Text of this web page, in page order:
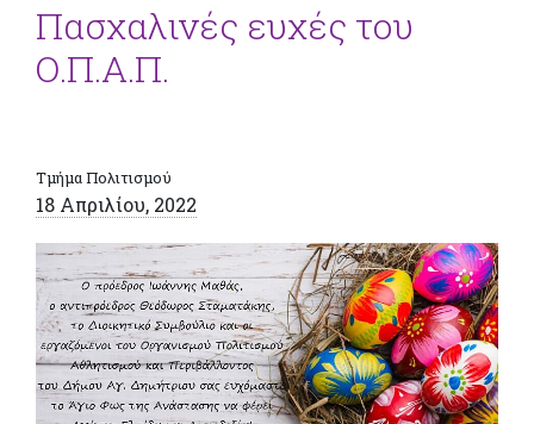
Πασχαλινές ευχές του
Ο.Π.Α.Π.
Τμήμα Πολιτισμού
18 Απριλίου, 2022